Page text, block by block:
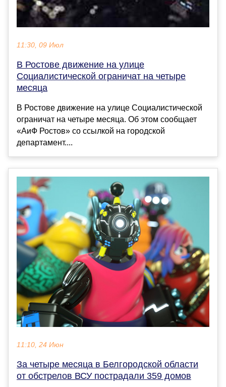
11:30, 09 Июл
В Ростове движение на улице
Социалистической ограничат на четыре
месяца
В Ростове движение на улице Социалистической
ограничат на четыре месяца. Об этом сообщает
«АиФ Ростов» со ссылкой на городской
департамент....
11:10, 24 Июн
За четыре месяца в Белгородской области
от обстрелов ВСУ пострадали 359 домов